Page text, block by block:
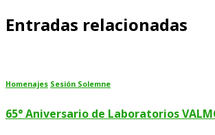
Entradas relacionadas
Homenajes Sesión Solemne
65° Aniversario de Laboratorios